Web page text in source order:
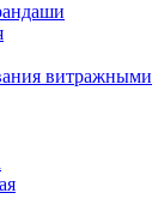
витражными